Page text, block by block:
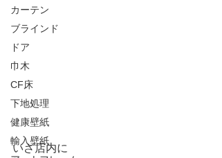
カーテン
ブラインド
ドア
巾木
CF床
下地処理
健康壁紙
輸入壁紙
いざ店内に